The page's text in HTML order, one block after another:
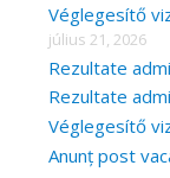
r
:
Véglegesítő
július 21, 2026
Rezultate
Rezultate
Véglegesítő
Anunț post